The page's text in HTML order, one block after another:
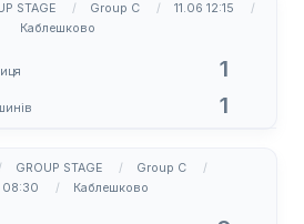
STAGE Group C
11.06 12:15
Каблешково
1
1
GROUP STAGE
Group C
08:30
Каблешково